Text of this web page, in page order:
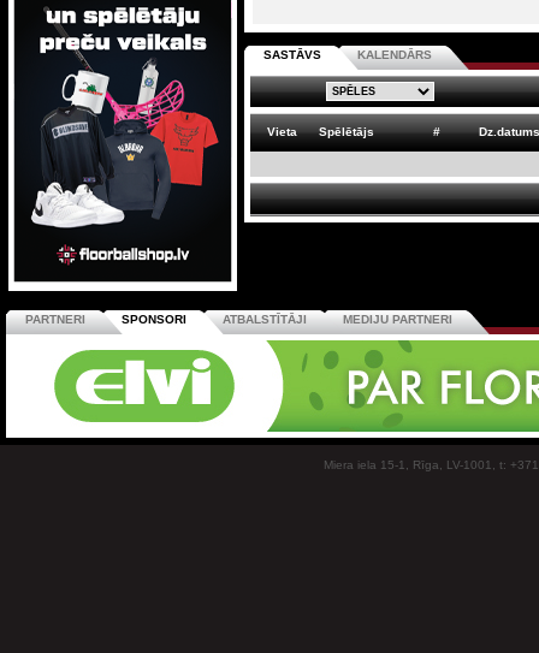
SASTĀVS KALENDĀRS
Vieta Spēlētājs # Dz.datums
PARTNERI SPONSORI ATBALSTĪTĀJI MEDIJU PARTNERI
Miera iela 15-1, Rīga, LV-1001, t: